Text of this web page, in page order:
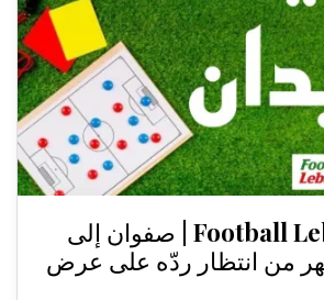
خاص Football Lebanon | صفوان إلى
بعد 5 أشهر من انتظار ردّه على عرض